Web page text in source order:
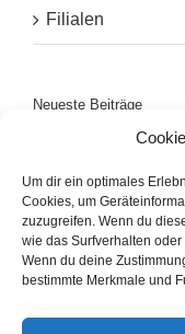
Um dir ein optimales
Cookies, um
zuzugreifen. Wenn du
wie das Surfverhalten
Wenn du deine
bestimmte Merkmale und
Filialen
Neueste Beiträge
Filiale Dalum
Filiale Hoogstede
Filiale Bawinkel